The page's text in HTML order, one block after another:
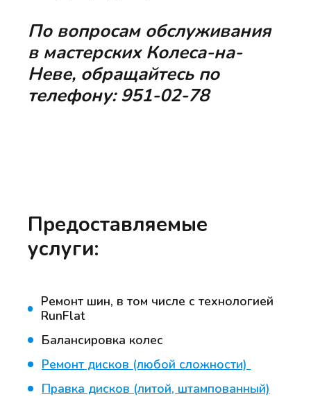
По вопросам обслуживания
в мастерских Колеса-на-
Неве, обращайтесь по
телефону: 951-02-78
Предоставляемые
услуги:
Ремонт шин, в том числе с технологией
RunFlat
Балансировка колес
Ремонт дисков (любой сложности)
Правка дисков (литой, штампованный)